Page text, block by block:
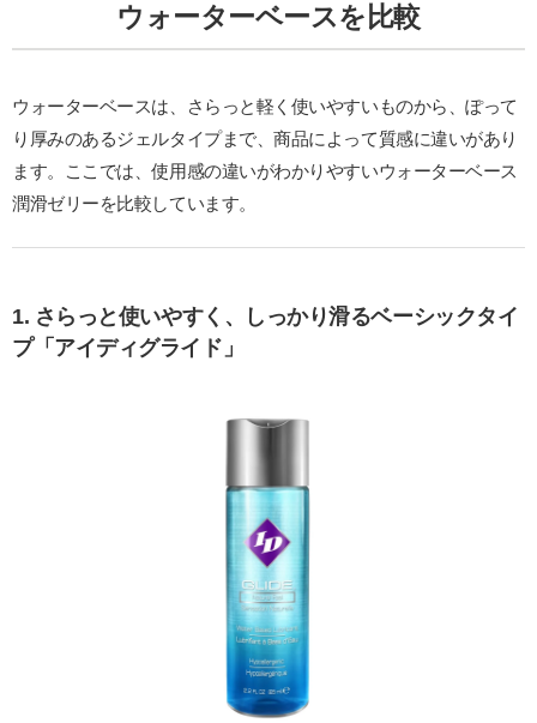
ウォーターベースを比較
ウォーターベースは、さらっと軽く使いやすいものから、ぽって
り厚みのあるジェルタイプまで、商品によって質感に違いがあり
ます。ここでは、使用感の違いがわかりやすいウォーターベース
潤滑ゼリーを比較しています。
1. さらっと使いやすく、しっかり滑るベーシックタイ
プ「アイディグライド」